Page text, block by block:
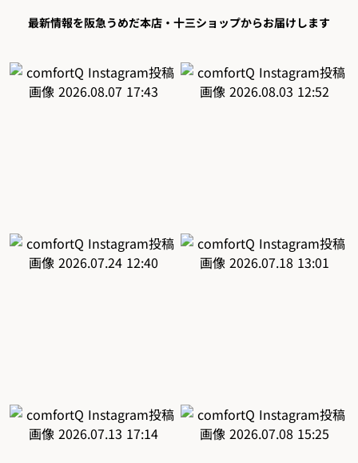
最新情報を阪急うめだ本店・十三ショップからお届けします